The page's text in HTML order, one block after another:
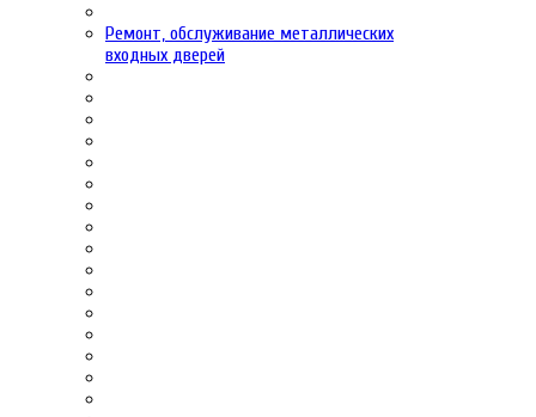
Ремонт, обслуживание металлических
входных дверей